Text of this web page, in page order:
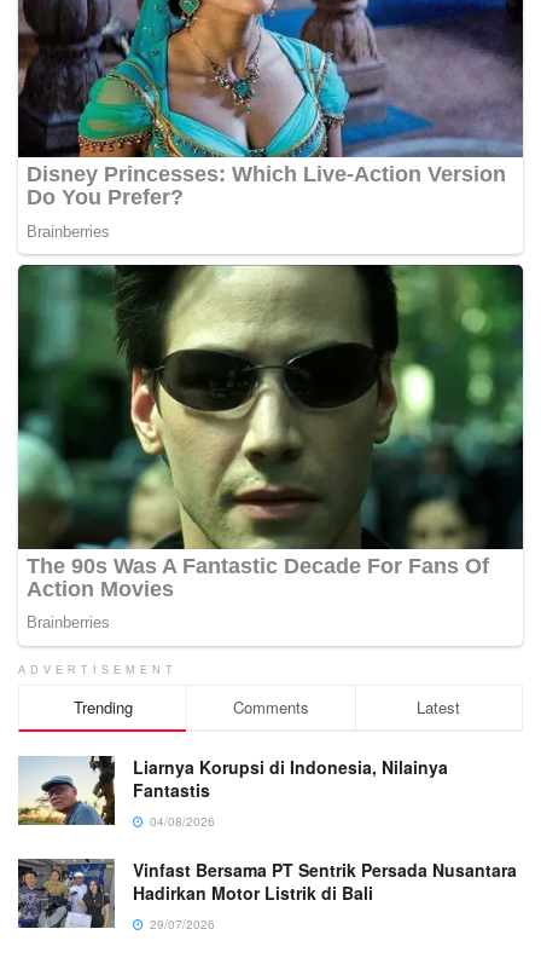
ADVERTISEMENT
Trending Comments Latest
Liarnya Korupsi di Indonesia, Nilainya
Fantastis
04/08/2026
Vinfast Bersama PT Sentrik Persada Nusantara
Hadirkan Motor Listrik di Bali
29/07/2026